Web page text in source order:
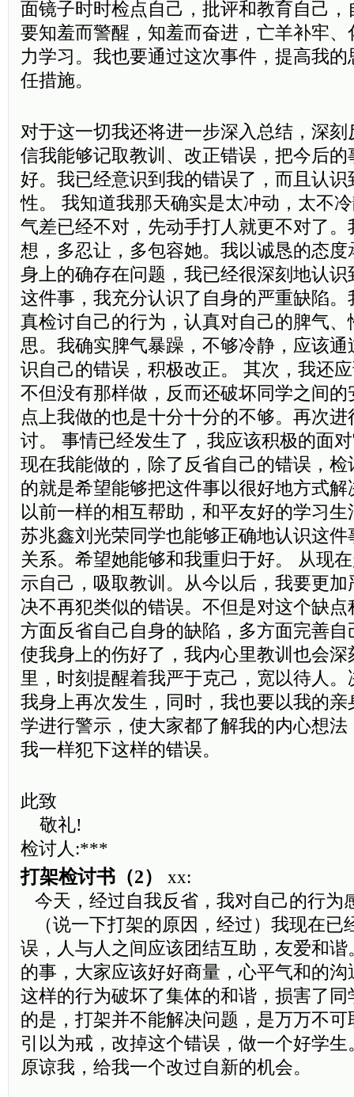
面镜子时时检点自己，批评和教育自己
要知羞而警醒，知羞而奋进，亡羊补牢
力学习。我也要通过这次事件，提高我
任措施。
对于这一切我还将进一步深入总结，深
信我能够记取教训、改正错误，把今后
好。我已经意识到我的错误了，而且认
性。 我知道我那天确实是太冲动，太不
气差已经不对，先动手打人就更不对了
想，多忍让，多包容她。我以诚恳的态
身上的确存在问题，我已经很深刻地认
这件事，我充分认识了自身的严重缺陷
真检讨自己的行为，认真对自己的脾气
思。我确实脾气暴躁，不够冷静，应该
识自己的错误，积极改正。 其次，我还
不但没有那样做，反而还破坏同学之间
点上我做的也是十分十分的不够。再次
讨。 事情已经发生了，我应该积极的面
现在我能做的，除了反省自己的错误，
的就是希望能够把这件事以很好地方式
以前一样的相互帮助，和平友好的学习
苏兆鑫刘光荣同学也能够正确地认识这
关系。希望她能够和我重归于好。 从现
示自己，吸取教训。从今以后，我要更
决不再犯类似的错误。不但是对这个缺
方面反省自己自身的缺陷，多方面完善
使我身上的伤好了，我内心里教训也会
里，时刻提醒着我严于克己，宽以待人
我身上再次发生，同时，我也要以我的
学进行警示，使大家都了解我的内心想
我一样犯下这样的错误。
此致
敬礼!
检讨人:***
打架检讨书（2）
xx:
今天，经过自我反省，我对自己的行为
（说一下打架的原因，经过）我现在已
误，人与人之间应该团结互助，友爱和
的事，大家应该好好商量，心平气和的
这样的行为破坏了集体的和谐，损害了
的是，打架并不能解决问题，是万万不
引以为戒，改掉这个错误，做一个好学
原谅我，给我一个改过自新的机会。